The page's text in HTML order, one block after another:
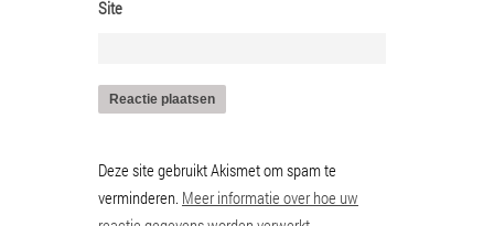
Site
Deze site gebruikt Akismet om spam te
verminderen. Meer informatie over hoe uw